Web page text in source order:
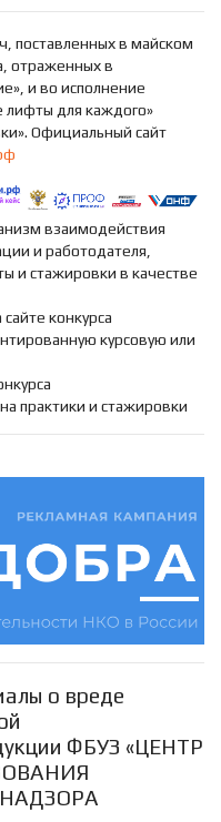
поставленных в майском
отраженных в
и во исполнение
лифты для каждого»
Официальный сайт
взаимодействия
и работодателя,
и стажировки в качестве
конкурса
курсовую или
практики и стажировки
о вреде
ФБУЗ «ЦЕНТР